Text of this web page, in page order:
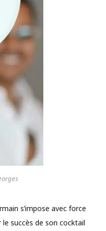
s’impose avec force
succès de son cocktail